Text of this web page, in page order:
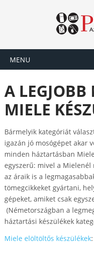
MENU
A LEGJOBB
MIELE
Bármelyik kategóriát
igazán jó mosógépet akar
minden háztartásban
egyszerű: mivel a
az áraik is a
tömegcikkeket gyártani,
gépeket, amiket csak
(Németországban a
háztartási készülékek
Miele elöltöltős készülékek: